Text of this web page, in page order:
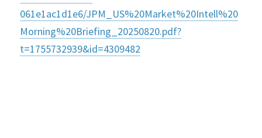
061e1ac1d1e6/JPM_US%20Market%20Intell%20
Morning%20Briefing_20250820.pdf?
t=1755732939&id=4309482